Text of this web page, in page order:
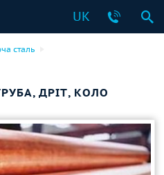
UK
сталь
ДРІТ, КОЛО